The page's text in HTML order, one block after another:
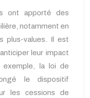
ont apporté des
notamment en
plus-values. Il est
leur impact
exemple, la loi de
le dispositif
les cessions de